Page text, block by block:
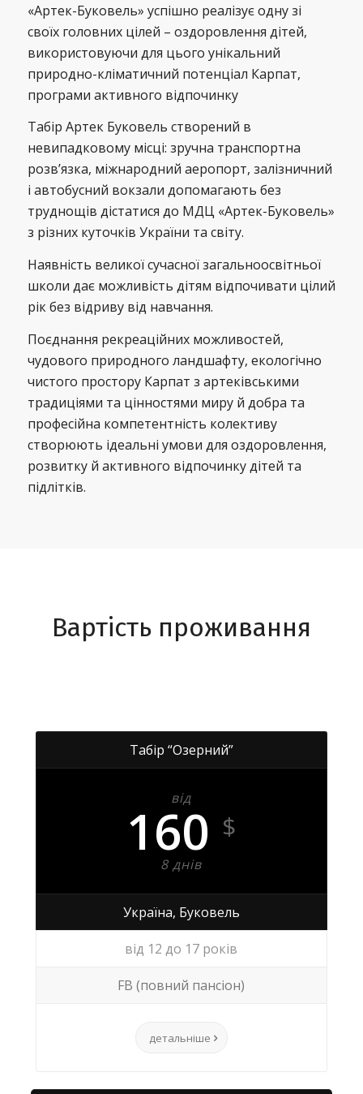
«Артек-Буковель» успішно реалізує одну зі
своїх головних цілей – оздоровлення дітей,
використовуючи для цього унікальний
природно-кліматичний потенціал Карпат,
програми активного відпочинку
Табір Артек Буковель створений в
невипадковому місці: зручна транспортна
розв’язка, міжнародний аеропорт, залізничний
і автобусний вокзали допомагають без
труднощів дістатися до МДЦ «Артек-Буковель»
з різних куточків України та світу.
Наявність великої сучасної загальноосвітньої
школи дає можливість дітям відпочивати цілий
рік без відриву від навчання.
Поєднання рекреаційних можливостей,
чудового природного ландшафту, екологічно
чистого простору Карпат з артеківськими
традиціями та цінностями миру й добра та
професійна компетентність колективу
створюють ідеальні умови для оздоровлення,
розвитку й активного відпочинку дітей та
підлітків.
Вартість проживання
Табір “Озерний”
від
160 $
8 днів
Україна, Буковель
від 12 до 17 років
FB (повний пансіон)
детальніше